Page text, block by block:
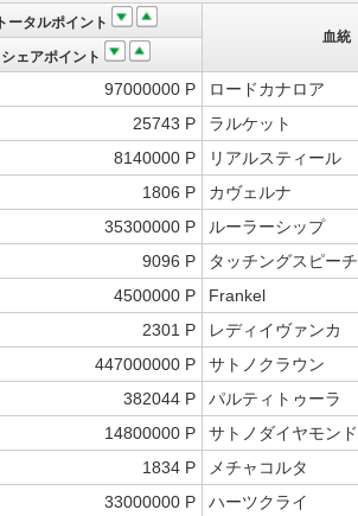
トータルポイント
血統
シェアポイント
97000000 P
ロードカナロア
25743 P ラルケット
8140000 P
リアルスティール
1806 P カヴェルナ
35300000 P
ルーラーシップ
9096 P タッチングスピーチ
4500000 P
Frankel
2301 P レディイヴァンカ
447000000 P
サトノクラウン
382044 P パルティトゥーラ
14800000 P
サトノダイヤモンド
1834 P メチャコルタ
33000000 P
ハーツクライ